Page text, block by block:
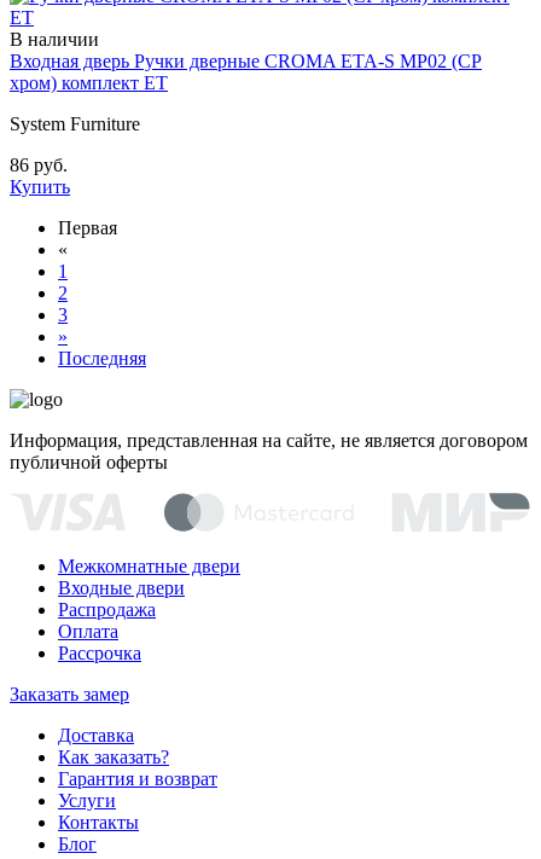
В наличии
Входная дверь Ручки дверные CROMA ETA-S MP02 (CP
хром) комплект ET
System Furniture
86 руб.
Купить
Первая
«
1
2
3
»
Последняя
Информация, представленная на сайте, не является договором
публичной оферты
Межкомнатные двери
Входные двери
Распродажа
Оплата
Рассрочка
Заказать замер
Доставка
Как заказать?
Гарантия и возврат
Услуги
Контакты
Блог